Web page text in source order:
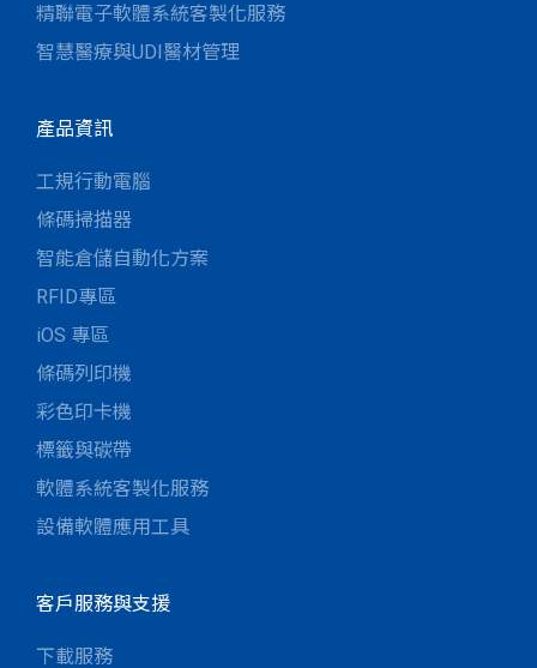
精聯電子軟體系統客製化服務
智慧醫療與UDI醫材管理
產品資訊
工規行動電腦
條碼掃描器
智能倉儲自動化方案
RFID專區
iOS 專區
條碼列印機
彩色印卡機
標籤與碳帶
軟體系統客製化服務
設備軟體應用工具
客戶服務與支援
下載服務